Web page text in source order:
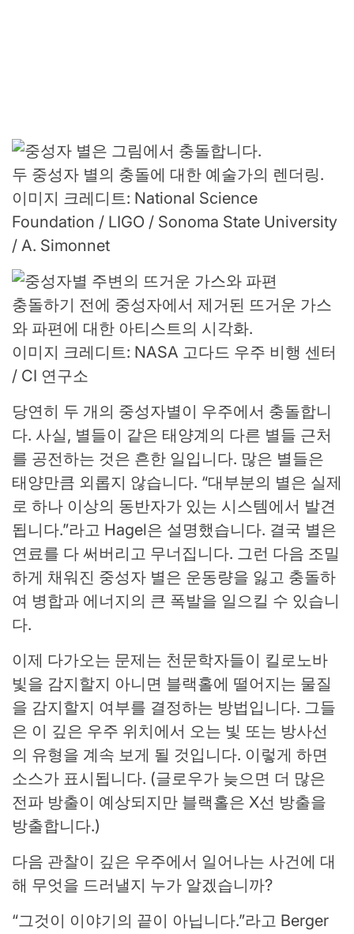
두 중성자 별의 충돌에 대한 예술가의 렌더링.
이미지 크레디트: National Science
Foundation / LIGO / Sonoma State University
/ A. Simonnet
충돌하기 전에 중성자에서 제거된 뜨거운 가스
와 파편에 대한 아티스트의 시각화.
이미지 크레디트: NASA 고다드 우주 비행 센터
/ CI 연구소
당연히 두 개의 중성자별이 우주에서 충돌합니
다. 사실, 별들이 같은 태양계의 다른 별들 근처
를 공전하는 것은 흔한 일입니다. 많은 별들은
태양만큼 외롭지 않습니다. “대부분의 별은 실제
로 하나 이상의 동반자가 있는 시스템에서 발견
됩니다.”라고 Hagel은 설명했습니다. 결국 별은
연료를 다 써버리고 무너집니다. 그런 다음 조밀
하게 채워진 중성자 별은 운동량을 잃고 충돌하
여 병합과 에너지의 큰 폭발을 일으킬 수 있습니
다.
이제 다가오는 문제는 천문학자들이 킬로노바
빛을 감지할지 아니면 블랙홀에 떨어지는 물질
을 감지할지 여부를 결정하는 방법입니다. 그들
은 이 깊은 우주 위치에서 오는 빛 또는 방사선
의 유형을 계속 보게 될 것입니다. 이렇게 하면
소스가 표시됩니다. (글로우가 늦으면 더 많은
전파 방출이 예상되지만 블랙홀은 X선 방출을
방출합니다.)
다음 관찰이 깊은 우주에서 일어나는 사건에 대
해 무엇을 드러낼지 누가 알겠습니까?
“그것이 이야기의 끝이 아닙니다.”라고 Berger